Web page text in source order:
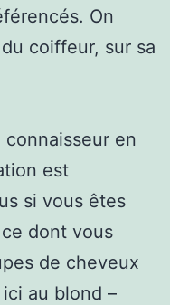
On
coiffeur, sur sa
en
est
si vous êtes
dont vous
de cheveux
au blond –